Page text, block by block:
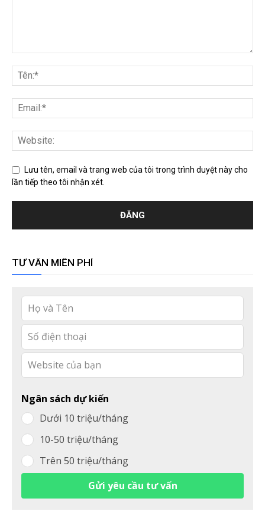
Lưu tên, email và trang web của tôi trong trình duyệt này cho
lần tiếp theo tôi nhận xét.
TƯ VẤN MIỄN PHÍ
Leave
this
field
blank
Ngân sách dự kiến
Dưới 10 triệu/tháng
10-50 triệu/tháng
Trên 50 triệu/tháng
Gửi yêu cầu tư vấn